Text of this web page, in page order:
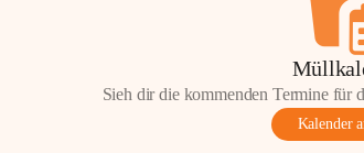
Sieh dir die kommenden Termine für
Kalender